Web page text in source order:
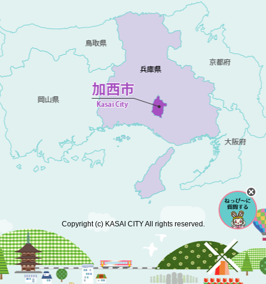
Copyright (c) KASAI CITY All rights reserved.